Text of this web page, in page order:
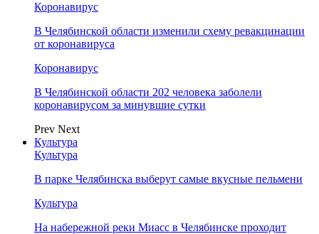
Коронавирус
В Челябинской области изменили схему ревакцинации
от коронавируса
Коронавирус
В Челябинской области 202 человека заболели
коронавирусом за минувшие сутки
Prev Next
Культура
Культура
В парке Челябинска выберут самые вкусные пельмени
Культура
На набережной реки Миасс в Челябинске проходит